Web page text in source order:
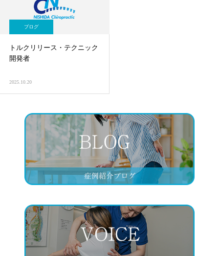
ブログ
トルクリリース・テクニック
開発者
2025.10.20